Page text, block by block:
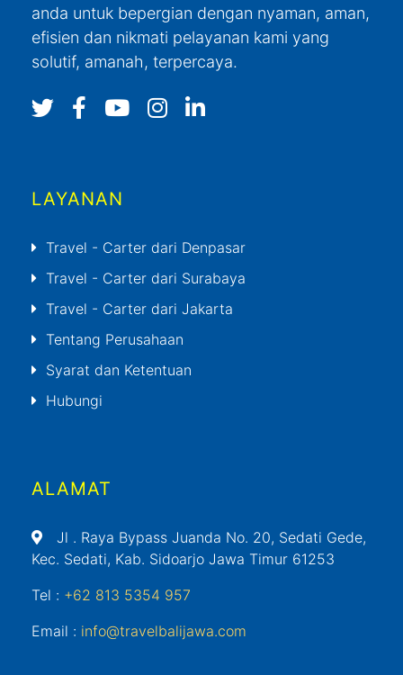
anda untuk bepergian dengan nyaman, aman,
efisien dan nikmati pelayanan kami yang
solutif, amanah, terpercaya.
LAYANAN
Travel - Carter dari Denpasar
Travel - Carter dari Surabaya
Travel - Carter dari Jakarta
Tentang Perusahaan
Syarat dan Ketentuan
Hubungi
ALAMAT
Jl . Raya Bypass Juanda No. 20, Sedati Gede,
Kec. Sedati, Kab. Sidoarjo Jawa Timur 61253
Tel : +62 813 5354 957
Email : info@travelbalijawa.com